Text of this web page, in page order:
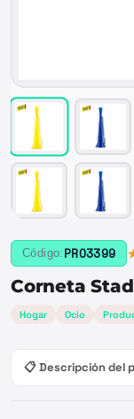
Código: PRO3399
Corneta
Hogar Ocio
📋 Descripción del